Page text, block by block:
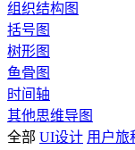
组织结构图
括号图
树形图
鱼骨图
时间轴
其他思维导图
全部 UI设计 用户旅